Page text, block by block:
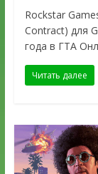
Rockstar
Contract) для
года в ГТА
Читать далее